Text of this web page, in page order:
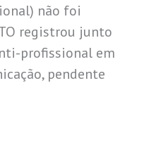
não foi
registrou junto
profissional em
pendente